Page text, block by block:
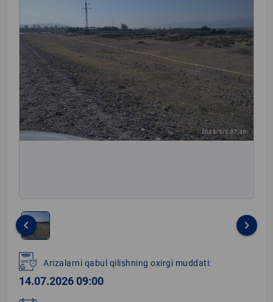
1
of
1
keyboard_arrow_left keyboard_arrow_right
Arizalarni qabul qilishning oxirgi muddati:
14.07.2026 09:00